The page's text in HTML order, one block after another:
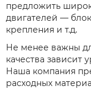
предложить
двигателей —
крепления и т.д.
Не менее важны
качества зависит
Наша компания
расходных